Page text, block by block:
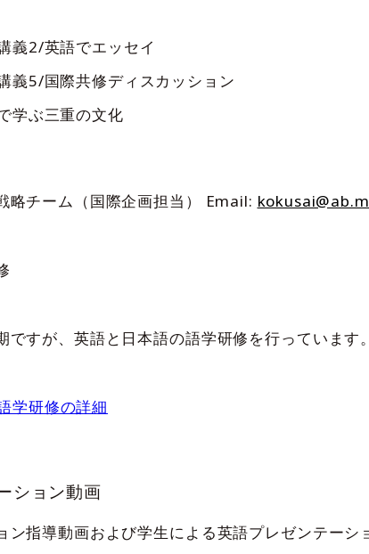
義2/英語でエッセイ
義5/国際共修ディスカッション
学ぶ三重の文化
チーム（国際企画担当） Email:
ですが、英語と日本語の語学研修を行っています。
学研修の詳細
ション動画
ン指導動画および学生による英語プレゼンテー